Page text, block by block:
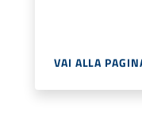
VAI ALLA